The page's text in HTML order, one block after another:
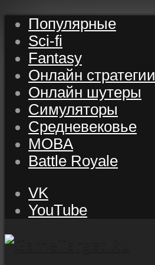
Популярные
Sci-fi
Fantasy
Онлайн стратегии
Онлайн шутеры
Симуляторы
Средневековье
MOBA
Battle Royale
VK
YouTube